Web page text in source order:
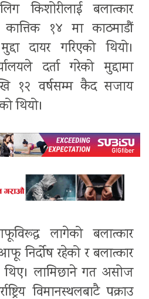
किशोरीलाई बलात्कार
१४ मा काठमाडौं
दायर गरिएको थियो।
दर्ता गरेको मुद्दामा
१२ वर्षसम्म कैद सजाय
थियो।
लागेको बलात्कार
निर्दोष रहेको र बलात्कार
थिए। लामिछाने गत असोज
विमानस्थलबाटै पक्राउ